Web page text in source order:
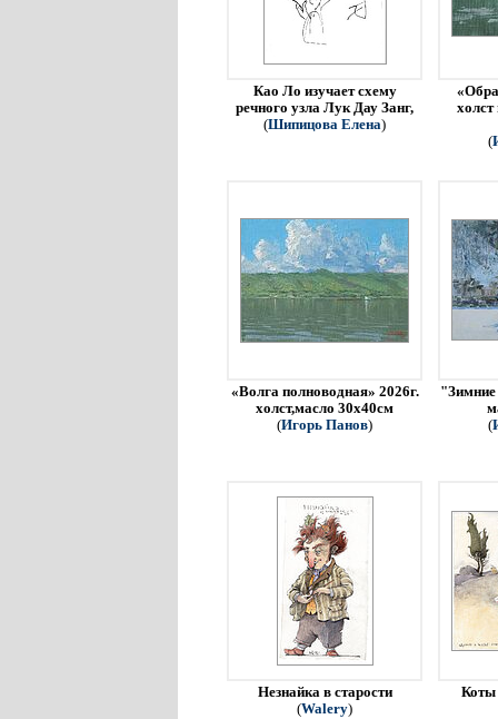
Као Ло изучает схему
речного узла Лук Дау Занг,
(Шипицова Елена)
холст
(
«Волга полноводная» 2026г.
холст,масло 30х40см
(Игорь Панов)
"Зимние
(
Незнайка в старости
(Walery)
Коты